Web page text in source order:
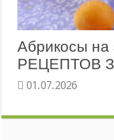
Абрикосы на
РЕЦЕПТОВ